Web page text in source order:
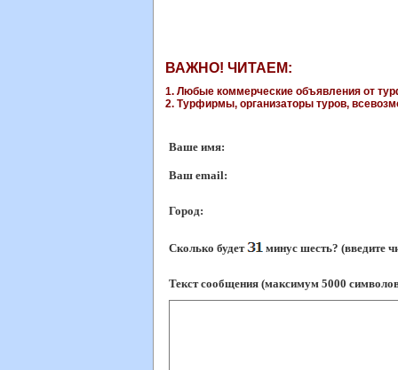
ВАЖНО! ЧИТАЕМ:
1. Любые коммерческие объявления от
2. Турфирмы, организаторы туров,
Ваше имя:
Ваш еmail:
Город:
Сколько будет минус шесть? (введите
Текст сообщения (максимум 5000